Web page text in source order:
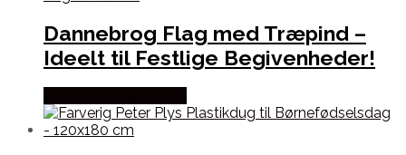
Dannebrog Flag med Træpind –
Ideelt til Festlige Begivenheder!